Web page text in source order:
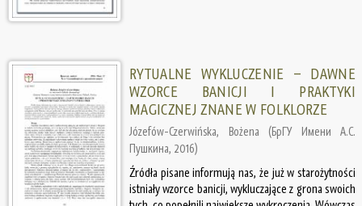
RYTUALNE WYKLUCZENIE – DAWNE
WZORCE BANICJI I PRAKTYKI
MAGICZNEJ ZNANE W FOLKLORZE
Józefów-Czerwińska, Bożena (БрГУ Имени А.С.
Пушкина, 2016)
Źródła pisane informują nas, że już w starożytności
istniały wzorce banicji, wykluczające z grona swoich